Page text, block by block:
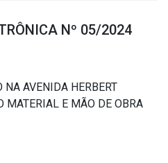
Nº 05/2024
NA AVENIDA HERBERT
MATERIAL E MÃO DE OBRA